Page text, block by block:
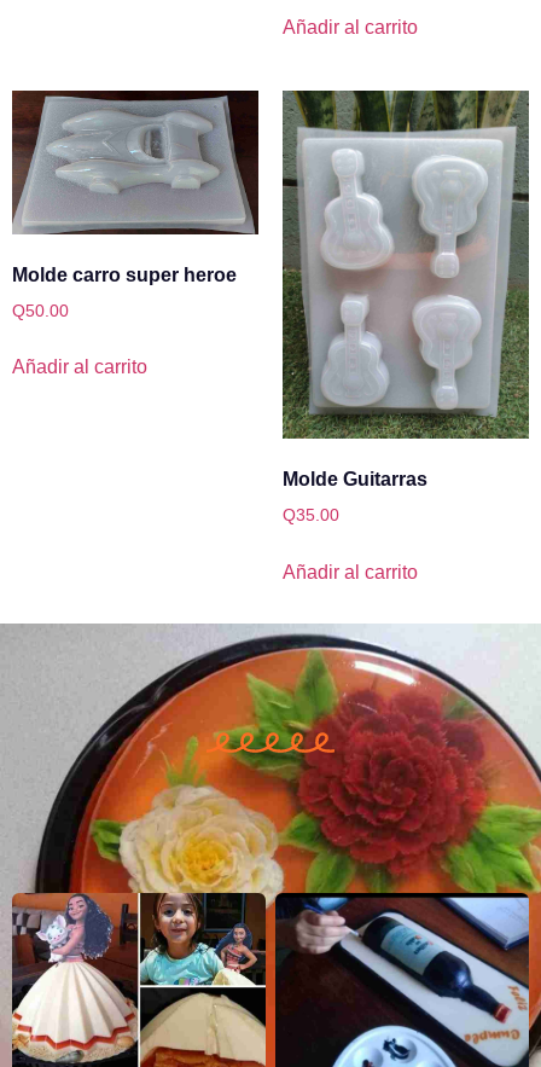
Añadir al carrito
Molde carro super heroe
Q50.00
Añadir al carrito
Molde Guitarras
Q35.00
Añadir al carrito